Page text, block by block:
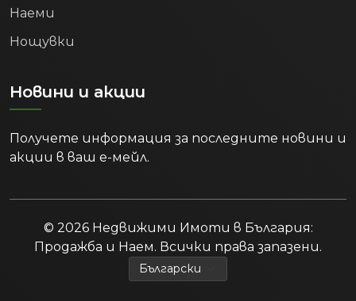
Наеми
Нощувки
Новини и акции
Получете информация за последните новини и
акции в ваш е-мейл.
© 2026 Недвижими Имоти в България:
Продажба и Наем. Всички права запазени.